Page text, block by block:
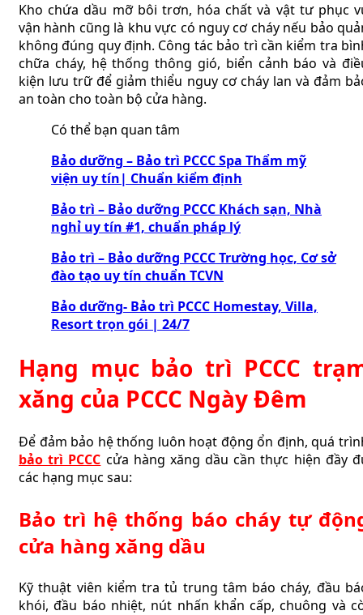
Kho chứa dầu mỡ bôi trơn, hóa chất và vật tư phục
vận hành cũng là khu vực có nguy cơ cháy nếu bảo
không đúng quy định. Công tác bảo trì cần kiểm tra
chữa cháy, hệ thống thông gió, biển cảnh báo và
kiện lưu trữ để giảm thiểu nguy cơ cháy lan và đảm
an toàn cho toàn bộ cửa hàng.
Có thể bạn quan tâm
Bảo dưỡng – Bảo trì PCCC Spa Thẩm mỹ
viện uy tín| Chuẩn kiểm định
Bảo trì – Bảo dưỡng PCCC Khách sạn, Nhà
nghỉ uy tín #1, chuẩn pháp lý
Bảo trì – Bảo dưỡng PCCC Trường học, Cơ sở
đào tạo uy tín chuẩn TCVN
Bảo dưỡng- Bảo trì PCCC Homestay, Villa,
Resort trọn gói | 24/7
Hạng mục bảo trì PCCC
xăng của PCCC Ngày Đêm
Để đảm bảo hệ thống luôn hoạt động ổn định, quá
bảo trì PCCC cửa hàng xăng dầu cần thực hiện đầy
các hạng mục sau:
Bảo trì hệ thống báo cháy tự
cửa hàng xăng dầu
Kỹ thuật viên kiểm tra tủ trung tâm báo cháy, đầu
khói, đầu báo nhiệt, nút nhấn khẩn cấp, chuông và